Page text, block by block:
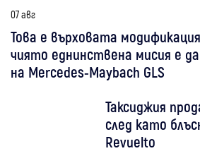
07 авг
Това е върховата модификация
чиято еднинствена мисия е
на Mercedes-Maybach GLS
Таксиджия
след като
Revuelto